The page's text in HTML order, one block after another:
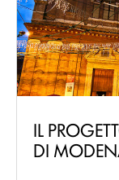
IL
DI